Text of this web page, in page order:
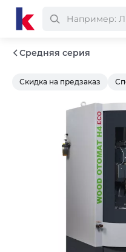
Средняя серия
Скидка на предзаказ